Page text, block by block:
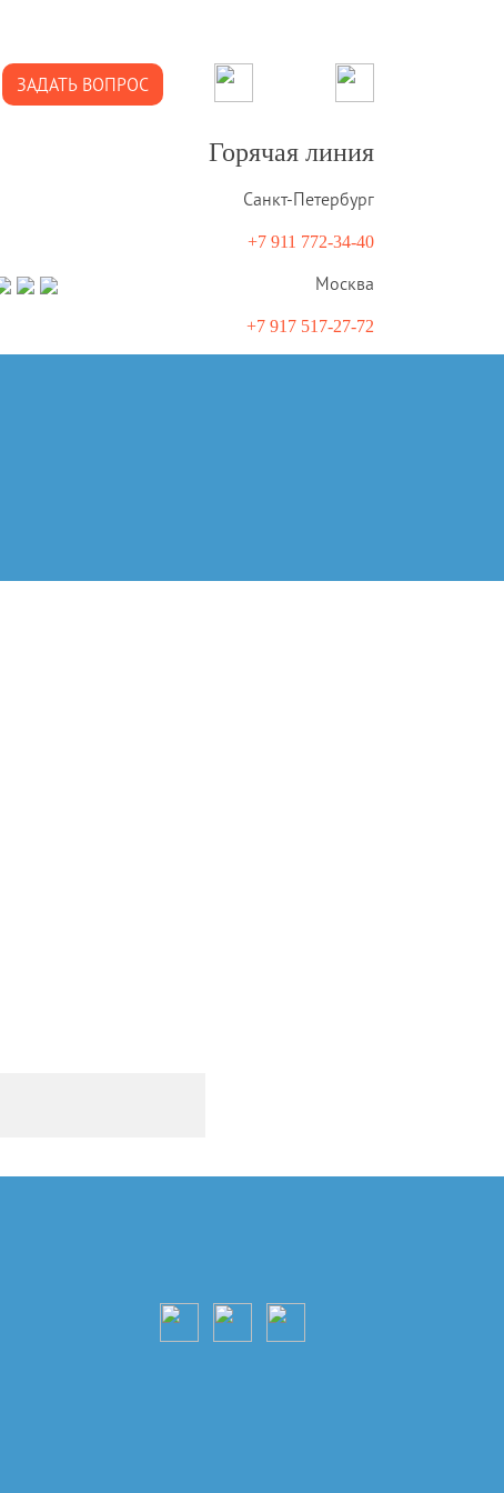
ЗАДАТЬ ВОПРОС
Горячая линия
Санкт-Петербург
+7 911 772-34-40
Москва
+7 917 517-27-72